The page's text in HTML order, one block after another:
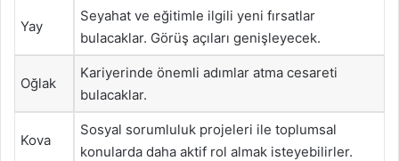
Yay
Seyahat ve eğitimle ilgili yeni fırsatlar
bulacaklar. Görüş açıları genişleyecek.
Oğlak
Kariyerinde önemli adımlar atma cesareti
bulacaklar.
Kova
Sosyal sorumluluk projeleri ile toplumsal
konularda daha aktif rol almak isteyebilirler.